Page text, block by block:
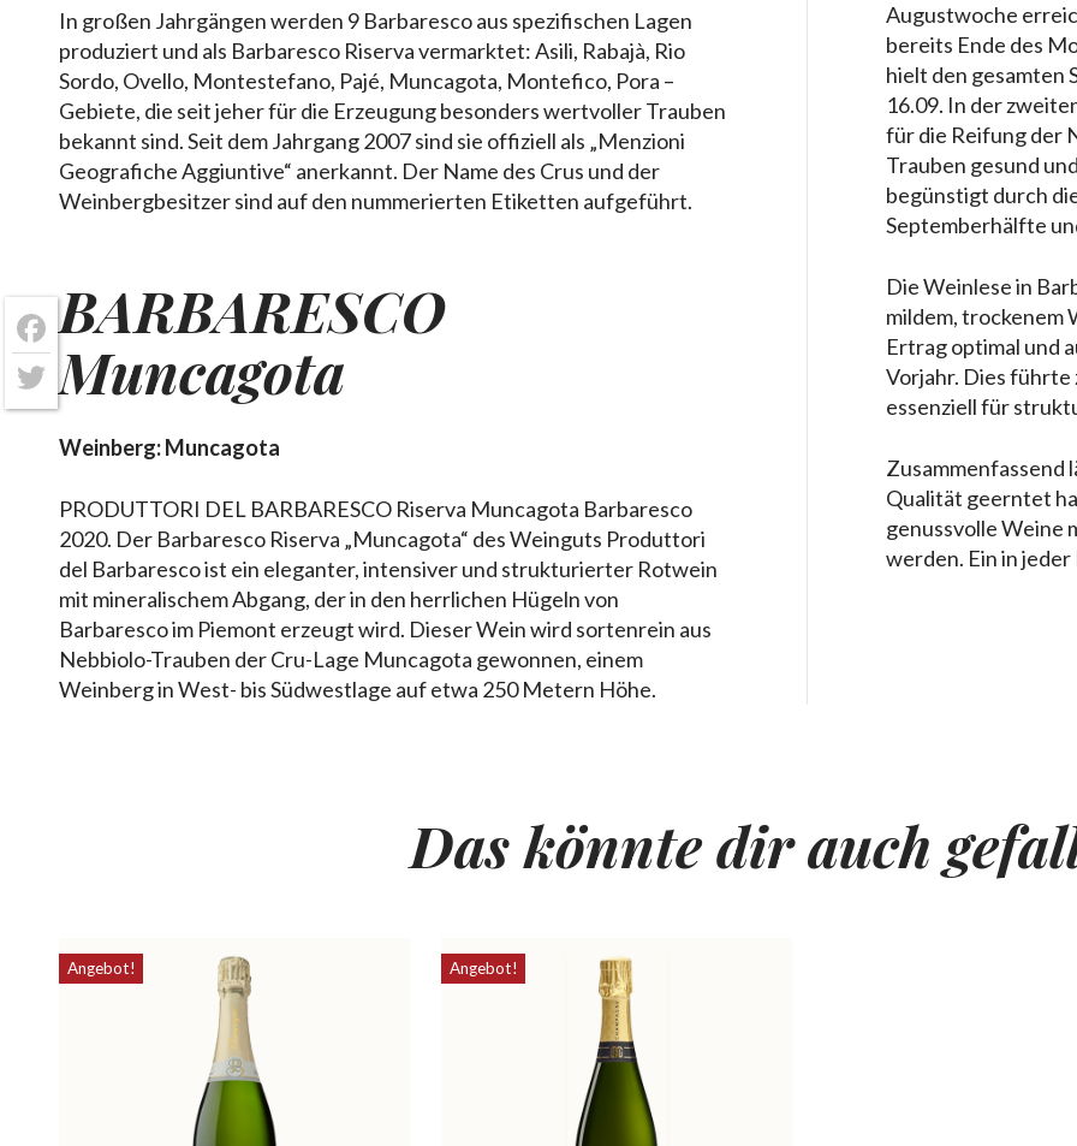
In großen Jahrgängen werden 9 Barbaresco aus spezifischen Lagen
produziert und als Barbaresco Riserva vermarktet: Asili, Rabajà, Rio
Sordo, Ovello, Montestefano, Pajé, Muncagota, Montefico, Pora –
Gebiete, die seit jeher für die Erzeugung besonders wertvoller Trauben
bekannt sind. Seit dem Jahrgang 2007 sind sie offiziell als „Menzioni
Geografiche Aggiuntive“ anerkannt. Der Name des Crus und der
Weinbergbesitzer sind auf den nummerierten Etiketten aufgeführt.
BARBARESCO
Muncagota
Weinberg: Muncagota
PRODUTTORI DEL BARBARESCO Riserva Muncagota Barbaresco
2020. Der Barbaresco Riserva „Muncagota“ des Weinguts Produttori
del Barbaresco ist ein eleganter, intensiver und strukturierter Rotwein
mit mineralischem Abgang, der in den herrlichen Hügeln von
Barbaresco im Piemont erzeugt wird. Dieser Wein wird sortenrein aus
Nebbiolo-Trauben der Cru-Lage Muncagota gewonnen, einem
Weinberg in West- bis Südwestlage auf etwa 250 Metern Höhe.
Augustwoche
bereits Ende des
hielt den gesamten
16.09. In der
für die Reifung der
Trauben gesund
begünstigt durch
Septemberhälfte
Die Weinlese in
mildem, trockenem
Ertrag optimal und
Vorjahr. Dies führte
essenziell für
Zusammenfassend
Qualität geerntet
genussvolle Weine
werden. Ein in
Das könnte dir auch
Angebot! Angebot!
Facebook
Twitter